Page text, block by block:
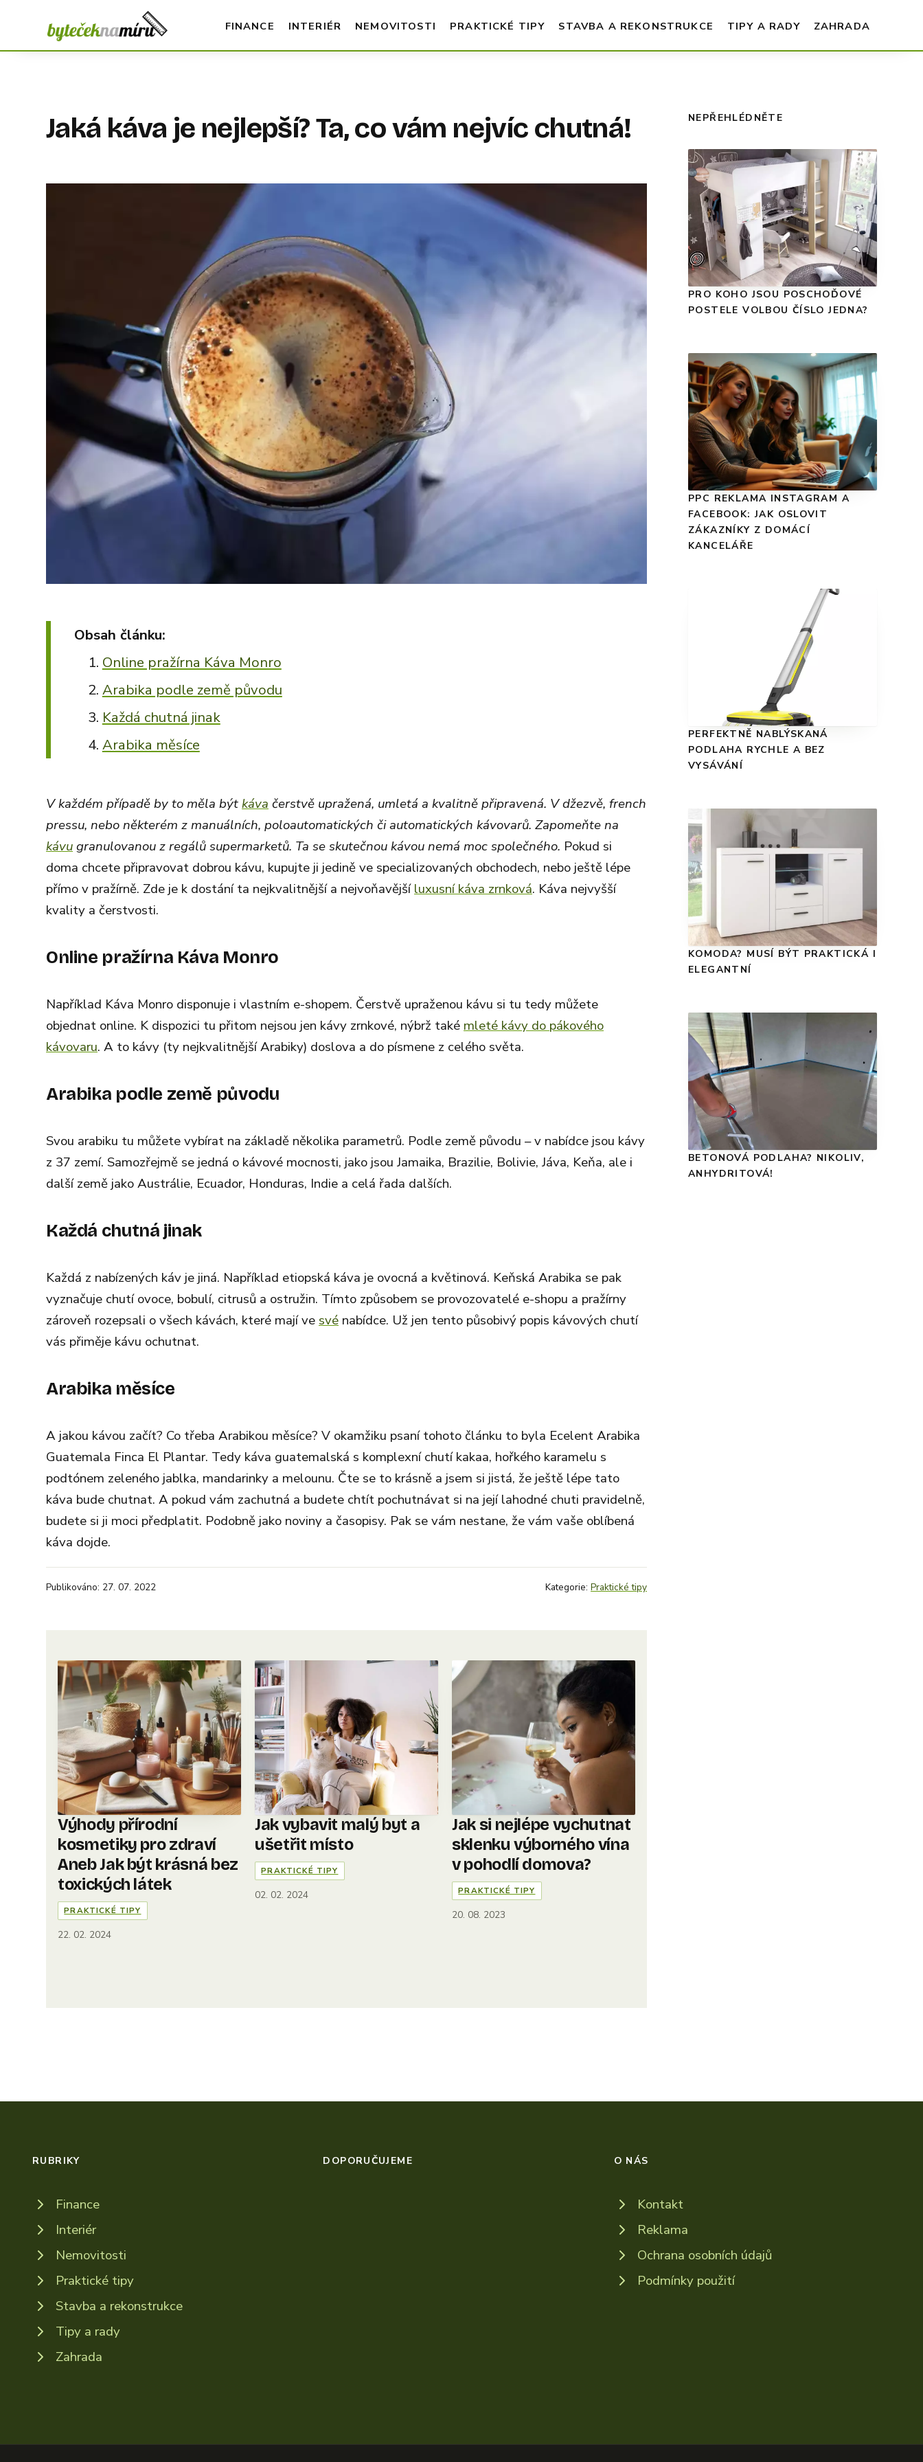
FINANCE INTERIÉR NEMOVITOSTI PRAKTICKÉ TIPY STAVBA A REKONSTRUKCE TIPY A RADY ZAHRADA
Jaká káva je nejlepší? Ta, co vám nejvíc chutná!
Obsah článku:
Online pražírna Káva Monro
Arabika podle země původu
Každá chutná jinak
Arabika měsíce
V každém případě by to měla býtkáva čerstvě upražená, umletá a kvalitně připravená. V džezvě, french
pressu, nebo některém z manuálních, poloautomatických či automatických kávovarů. Zapomeňte na
kávugranulovanou z regálů supermarketů. Ta se skutečnou kávou nemá moc společného. Pokud si
doma chcete připravovat dobrou kávu, kupujte ji jedině ve specializovaných obchodech, nebo ještě lépe
přímo v pražírně. Zde je k dostání ta nejkvalitnější a nejvoňavějšíluxusní káva zrnková. Káva nejvyšší
kvality a čerstvosti.
Online pražírna Káva Monro
Například Káva Monro disponuje i vlastním e-shopem. Čerstvě upraženou kávu si tu tedy můžete
objednat online. K dispozici tu přitom nejsou jen kávy zrnkové, nýbrž také mleté kávy do pákového
kávovaru. A to kávy (ty nejkvalitnější Arabiky) doslova a do písmene z celého světa.
Arabika podle země původu
Svou arabiku tu můžete vybírat na základě několika parametrů. Podle země původu – v nabídce jsou kávy
z 37 zemí. Samozřejmě se jedná o kávové mocnosti, jako jsou Jamaika, Brazilie, Bolivie, Jáva, Keňa, ale i
další země jako Austrálie, Ecuador, Honduras, Indie a celá řada dalších.
Každá chutná jinak
Každá z nabízených káv je jiná. Například etiopská káva je ovocná a květinová. Keňská Arabika se pak
vyznačuje chutí ovoce, bobulí, citrusů a ostružin. Tímto způsobem se provozovatelé e-shopu a pražírny
zároveň rozepsali o všech kávách, které mají vesvé nabídce. Už jen tento působivý popis kávových chutí
vás přiměje kávu ochutnat.
Arabika měsíce
A jakou kávou začít? Co třeba Arabikou měsíce? V okamžiku psaní tohoto článku to byla Ecelent Arabika
Guatemala Finca El Plantar. Tedy káva guatemalská s komplexní chutí kakaa, hořkého karamelu s
podtónem zeleného jablka, mandarinky a melounu. Čte se to krásně a jsem si jistá, že ještě lépe tato
káva bude chutnat. A pokud vám zachutná a budete chtít pochutnávat si na její lahodné chuti pravidelně,
budete si ji moci předplatit. Podobně jako noviny a časopisy. Pak se vám nestane, že vám vaše oblíbená
káva dojde.
Publikováno: 27. 07. 2022 Kategorie: Praktické tipy
Výhody přírodní
kosmetiky pro zdraví
Aneb Jak být krásná bez
toxických látek
PRAKTICKÉ TIPY
22. 02. 2024
Jak vybavit malý byt a
ušetřit místo
PRAKTICKÉ TIPY
02. 02. 2024
Jak si nejlépe vychutnat
sklenku výborného vína
v pohodlí domova?
PRAKTICKÉ TIPY
20. 08. 2023
NEPŘEHLÉDNĚTE
PRO KOHO JSOU POSCHOĎOVÉ
POSTELE VOLBOU ČÍSLO JEDNA?
PPC REKLAMA INSTAGRAM A
FACEBOOK: JAK OSLOVIT
ZÁKAZNÍKY Z DOMÁCÍ
KANCELÁŘE
PERFEKTNĚ NABLÝSKANÁ
PODLAHA RYCHLE A BEZ
VYSÁVÁNÍ
KOMODA? MUSÍ BÝT PRAKTICKÁ I
ELEGANTNÍ
BETONOVÁ PODLAHA? NIKOLIV,
ANHYDRITOVÁ!
RUBRIKY
Finance
Interiér
Nemovitosti
Praktické tipy
Stavba a rekonstrukce
Tipy a rady
Zahrada
DOPORUČUJEME O NÁS
Kontakt
Reklama
Ochrana osobních údajů
Podmínky použití